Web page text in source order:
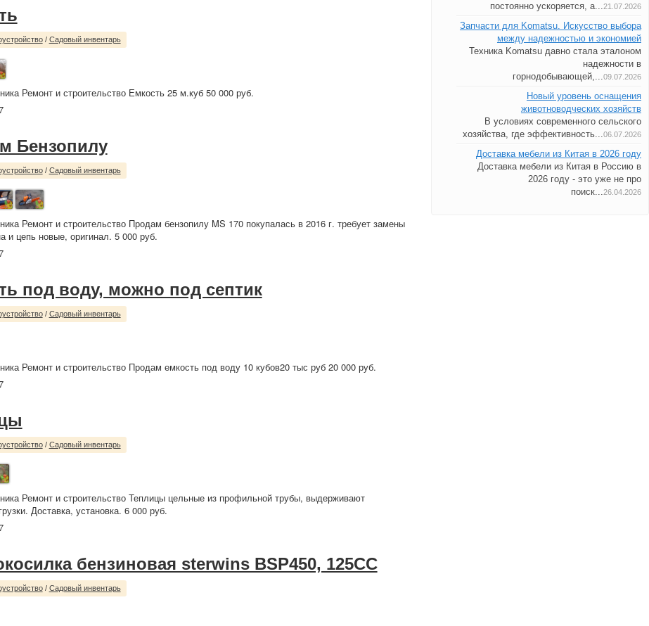
/ Садовый инвентарь
Ремонт и строительство Емкость 25 м.куб 50 000 руб.
Бензопилу
/ Садовый инвентарь
Ремонт и строительство Продам бензопилу MS 170 покупалась в 2016 г. требует замены
и цепь новые, оригинал. 5 000 руб.
под воду, можно под септик
/ Садовый инвентарь
Ремонт и строительство Продам емкость под воду 10 кубов20 тыс руб 20 000 руб.
/ Садовый инвентарь
Ремонт и строительство Теплицы цельные из профильной трубы, выдерживают
Доставка, установка. 6 000 руб.
бензиновая sterwins BSP450, 125CC
/ Садовый инвентарь
постоянно ускоряется, а...21.07.2026
Запчасти для Komatsu. Искусство выбора
между надежностью и экономией
Техника Komatsu давно стала эталоном
надежности в
горнодобывающей,...09.07.2026
Новый уровень оснащения
животноводческих хозяйств
В условиях современного сельского
хозяйства, где эффективность...06.07.2026
Доставка мебели из Китая в 2026 году
Доставка мебели из Китая в Россию в
2026 году - это уже не про
поиск...26.04.2026